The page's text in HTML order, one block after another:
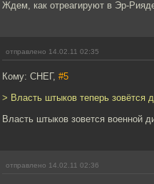
Ждем, как отреагируют в Эр-
отправлено 14.02.11 02:35
Кому: СНЕГ, #5
> Власть штыков теперь зовётся
Власть штыков зовется военной
отправлено 14.02.11 02:36